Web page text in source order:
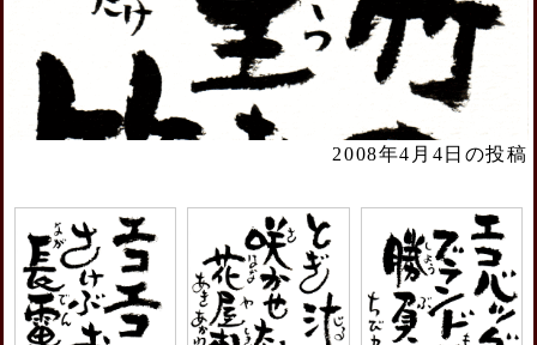
2008年4月4日の投稿